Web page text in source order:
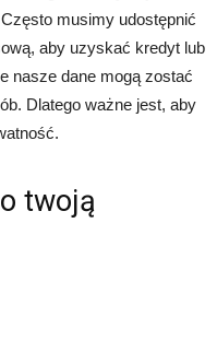
musimy udostępnić
aby uzyskać kredyt lub
nasze dane mogą zostać
Dlatego ważne jest, aby
twoją